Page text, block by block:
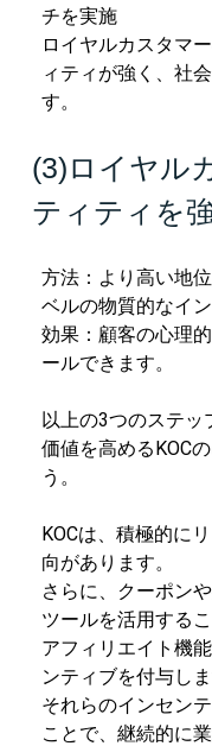
チを実施
ロイヤルカスタマ
ィティが強く、社
す。
(3)ロイヤル
ティティを
方法：より高い地
ベルの物質的なイ
効果：顧客の心理
ールできます。
以上の3つのステッ
価値を高めるKOC
う。
KOCは、積極的に
向があります。
さらに、クーポン
ツールを活用する
アフィリエイト機
ンティブを付与しま
それらのインセン
ことで、継続的に